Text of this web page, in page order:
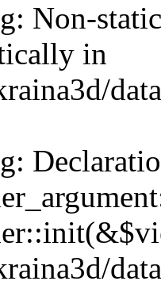
Non-
in